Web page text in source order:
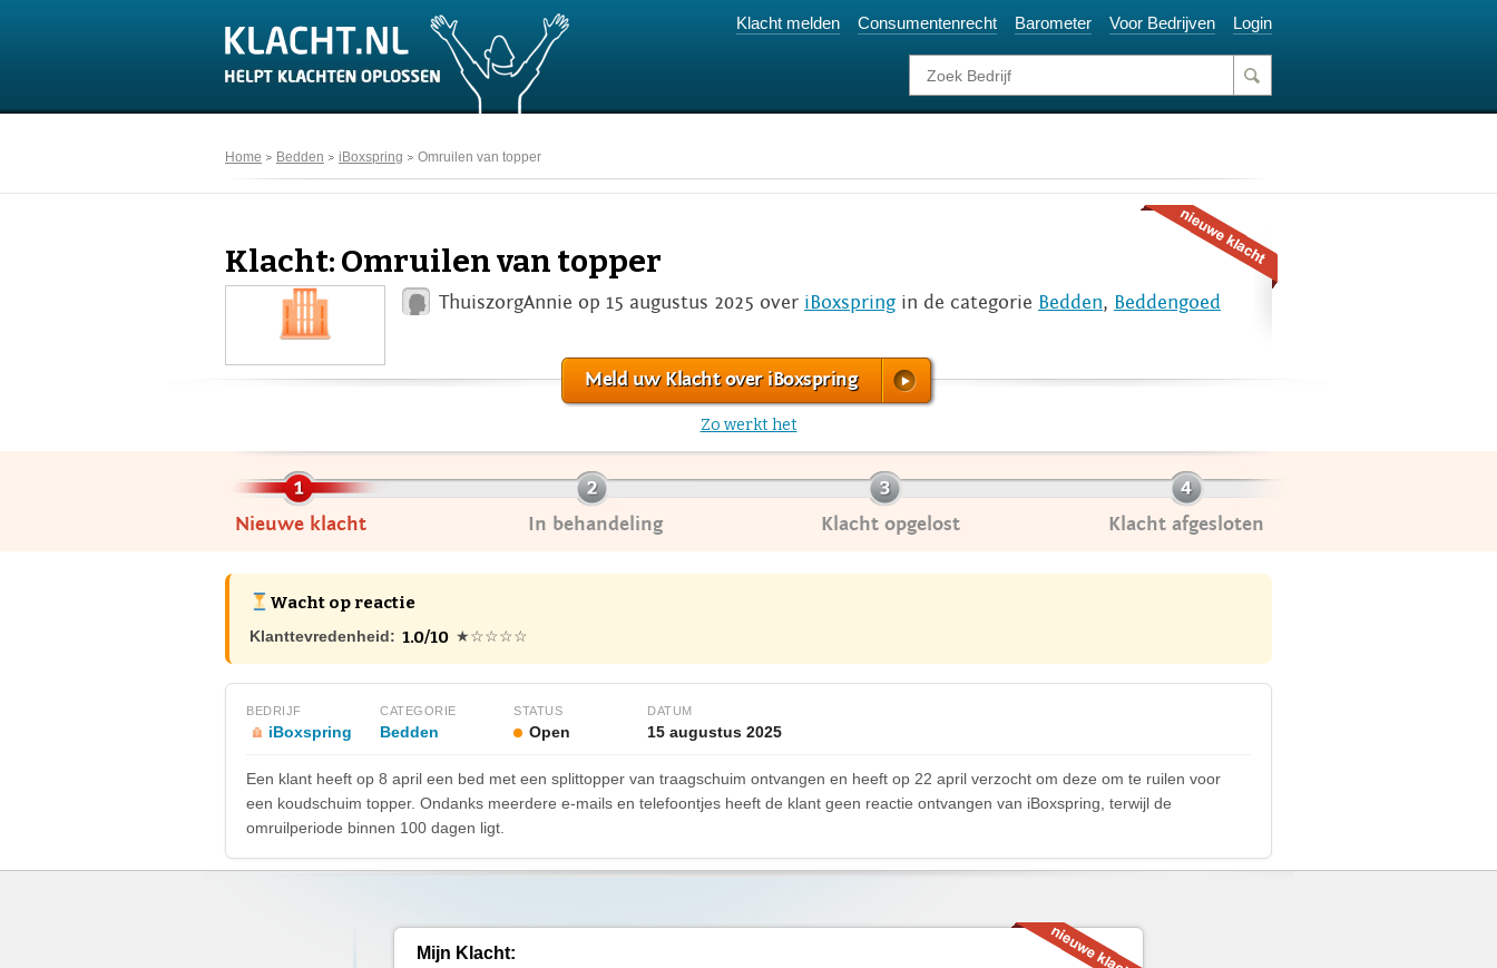
Klacht melden Consumentenrecht Barometer Voor Bedrijven Login
Home Bedden iBoxspring Omruilen van topper
Klacht: Omruilen van topper
ThuiszorgAnnie op 15 augustus 2025 over iBoxspring in de categorie Bedden, Beddengoed
Meld uw Klacht over iBoxspring
Zo werkt het
Nieuwe klacht In behandeling Klacht opgelost Klacht afgesloten
Wacht op reactie
Klanttevredenheid: 1.0/10 ★☆☆☆☆
BEDRIJF
iBoxspring
CATEGORIE
Bedden
STATUS
Open
DATUM
15 augustus 2025
Een klant heeft op 8 april een bed met een splittopper van traagschuim ontvangen en heeft op 22 april verzocht om deze om te ruilen voor
een koudschuim topper. Ondanks meerdere e-mails en telefoontjes heeft de klant geen reactie ontvangen van iBoxspring, terwijl de
omruilperiode binnen 100 dagen ligt.
Mijn Klacht: